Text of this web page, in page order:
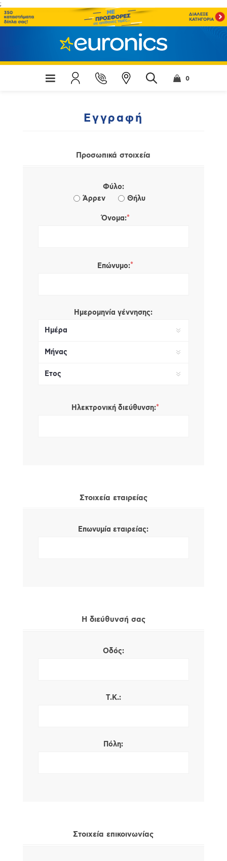
;
0
Εγγραφή
Προσωπικά στοιχεία
Φύλο:
Άρρεν
Θήλυ
Όνομα:*
Επώνυμο:*
Ημερομηνία γέννησης:
Ηλεκτρονική διεύθυνση:*
Στοιχεία εταιρείας
Επωνυμία εταιρείας:
Η διεύθυνσή σας
Οδός:
Τ.Κ.:
Πόλη:
Στοιχεία επικοινωνίας